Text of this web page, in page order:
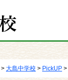
> 大島中学校 > PickUP >